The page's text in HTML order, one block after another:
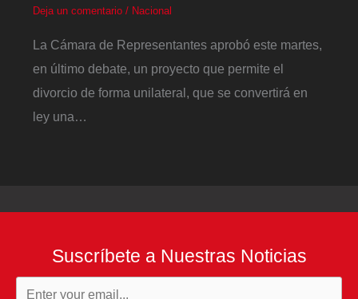
Deja un comentario / Nacional
La Cámara de Representantes aprobó este martes,
en último debate, un proyecto que permite el
divorcio de forma unilateral, que se convertirá en
ley una…
Suscríbete a Nuestras Noticias